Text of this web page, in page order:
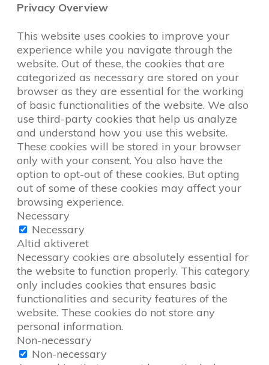
Privacy Overview
This website uses cookies to improve your
experience while you navigate through the
website. Out of these, the cookies that are
categorized as necessary are stored on your
browser as they are essential for the working
of basic functionalities of the website. We also
use third-party cookies that help us analyze
and understand how you use this website.
These cookies will be stored in your browser
only with your consent. You also have the
option to opt-out of these cookies. But opting
out of some of these cookies may affect your
browsing experience.
Necessary
Necessary
Altid aktiveret
Necessary cookies are absolutely essential for
the website to function properly. This category
only includes cookies that ensures basic
functionalities and security features of the
website. These cookies do not store any
personal information.
Non-necessary
Non-necessary